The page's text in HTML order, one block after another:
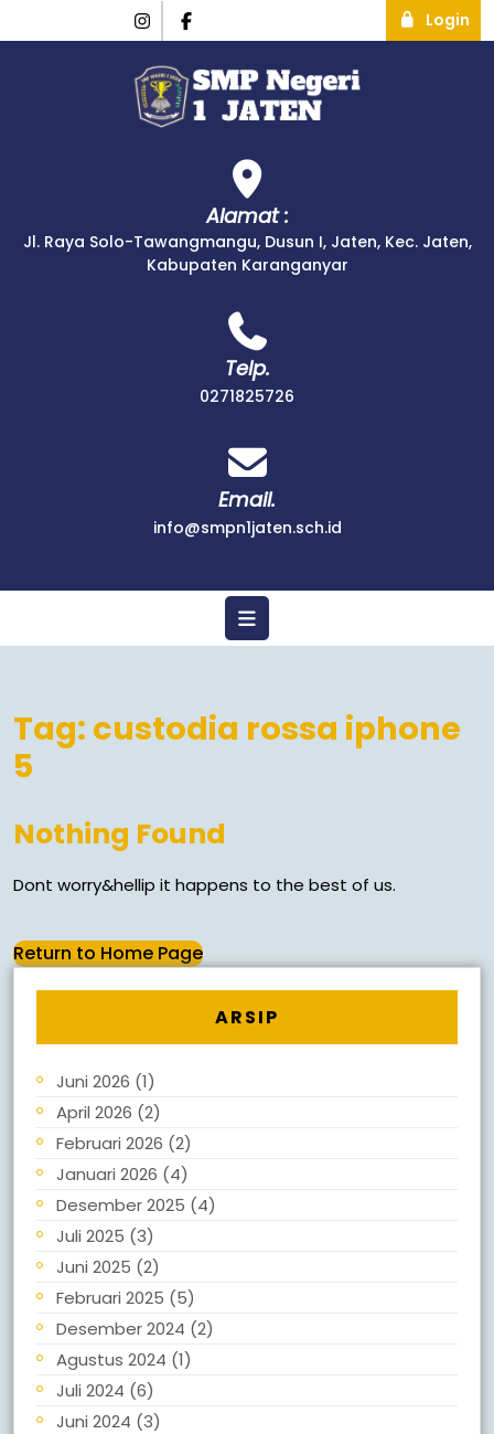
Login
Alamat :
Jl. Raya Solo-Tawangmangu, Dusun I, Jaten, Kec. Jaten,
Kabupaten Karanganyar
Telp.
0271825726
Email.
info@smpn1jaten.sch.id
Tag: custodia rossa iphone
5
Nothing Found
Dont worry&hellip it happens to the best of us.
Return to Home Page
ARSIP
Juni 2026 (1)
April 2026 (2)
Februari 2026 (2)
Januari 2026 (4)
Desember 2025 (4)
Juli 2025 (3)
Juni 2025 (2)
Februari 2025 (5)
Desember 2024 (2)
Agustus 2024 (1)
Juli 2024 (6)
Juni 2024 (3)